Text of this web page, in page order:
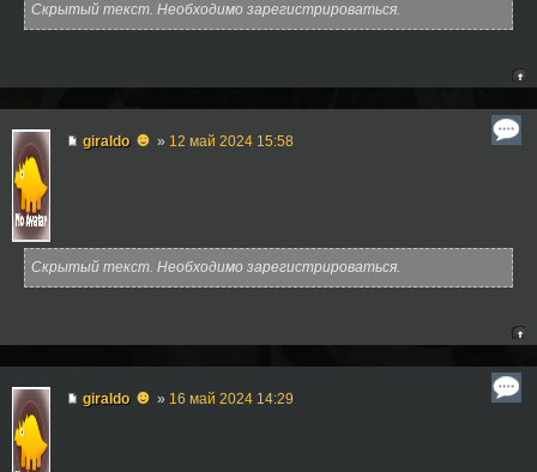
Скрытый текст. Необходимо зарегистрироваться.
giraldo ☻ » 12 май 2024 15:58
Скрытый текст. Необходимо зарегистрироваться.
giraldo ☻ » 16 май 2024 14:29